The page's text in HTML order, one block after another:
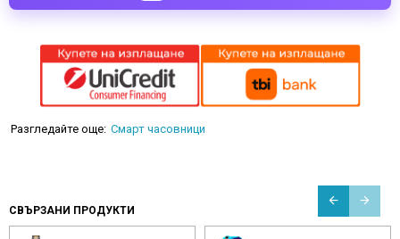
Разгледайте още: Смарт часовници
СВЪРЗАНИ ПРОДУКТИ